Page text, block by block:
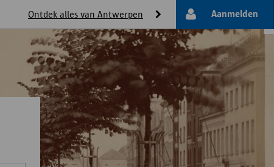
Aanmelden
Ontdek alles van Antwerpen